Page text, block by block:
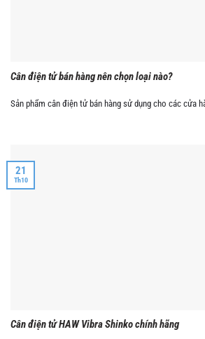
Cân điện tử bán hàng nên chọn loại nào?
Sản phẩm cân điện tử bán hàng sử dụng cho các cửa
Cân điện tử HAW Vibra Shinko chính hãng
21
Th10